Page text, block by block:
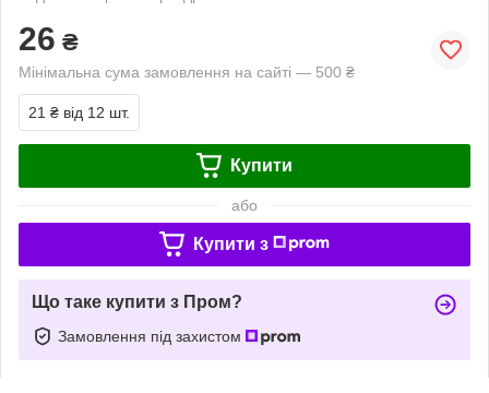
26 ₴
Мінімальна сума замовлення на сайті — 500 ₴
21 ₴ від 12 шт.
Купити
або
Купити з
Що таке купити з Пром?
Замовлення під захистом